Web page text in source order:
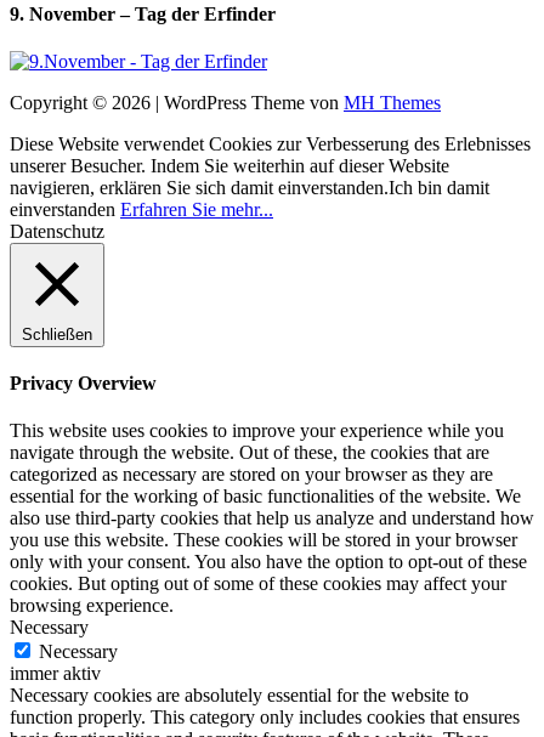
9. November – Tag der Erfinder
Copyright © 2026 | WordPress Theme von MH Themes
Diese Website verwendet Cookies zur Verbesserung des Erlebnisses
unserer Besucher. Indem Sie weiterhin auf dieser Website
navigieren, erklären Sie sich damit einverstanden.Ich bin damit
einverstanden Erfahren Sie mehr...
Datenschutz
Schließen
Privacy Overview
This website uses cookies to improve your experience while you
navigate through the website. Out of these, the cookies that are
categorized as necessary are stored on your browser as they are
essential for the working of basic functionalities of the website. We
also use third-party cookies that help us analyze and understand how
you use this website. These cookies will be stored in your browser
only with your consent. You also have the option to opt-out of these
cookies. But opting out of some of these cookies may affect your
browsing experience.
Necessary
Necessary
immer aktiv
Necessary cookies are absolutely essential for the website to
function properly. This category only includes cookies that ensures